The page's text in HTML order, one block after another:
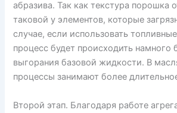
абразива. Так как текстура порошка
таковой у элементов, которые
случае, если использовать
процесс будет происходить намного
выгорания базовой жидкости. В
процессы занимают более
Второй этап. Благодаря работе